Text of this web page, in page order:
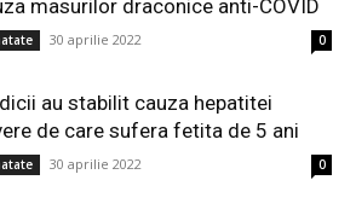
masurilor draconice anti-COVID
30 aprilie 2022 0
au stabilit cauza hepatitei
de care sufera fetita de 5 ani
30 aprilie 2022 0